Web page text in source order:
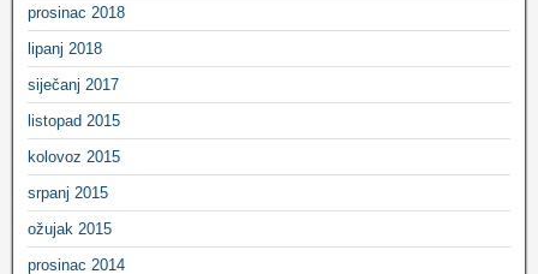
prosinac 2018
lipanj 2018
siječanj 2017
listopad 2015
kolovoz 2015
srpanj 2015
ožujak 2015
prosinac 2014